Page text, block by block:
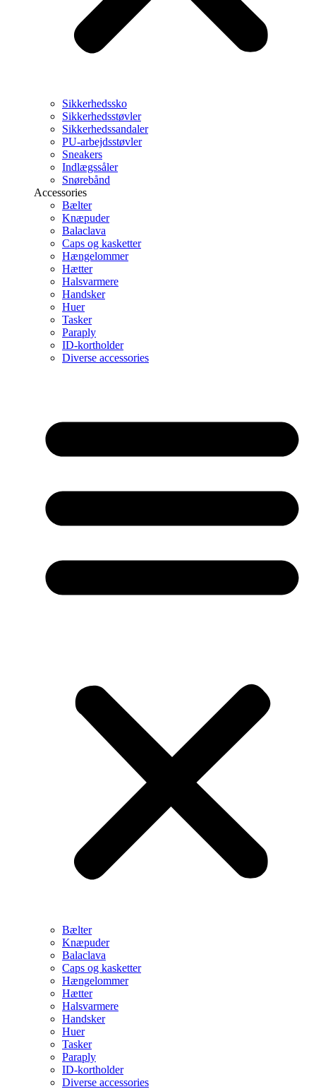
Sikkerhedssko
Sikkerhedsstøvler
Sikkerhedssandaler
PU-arbejdsstøvler
Sneakers
Indlægssåler
Snørebånd
Accessories
Bælter
Knæpuder
Balaclava
Caps og kasketter
Hængelommer
Hætter
Halsvarmere
Handsker
Huer
Tasker
Paraply
ID-kortholder
Diverse accessories
Bælter
Knæpuder
Balaclava
Caps og kasketter
Hængelommer
Hætter
Halsvarmere
Handsker
Huer
Tasker
Paraply
ID-kortholder
Diverse accessories